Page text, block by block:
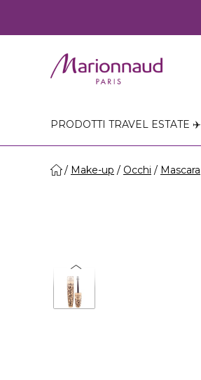
PRODOTTI TRAVEL ESTATE ✈️
Make-up Occhi Mascara